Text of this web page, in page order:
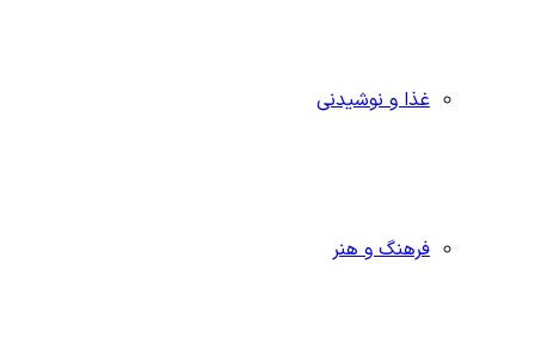
غذا و نوشیدنی
فرهنگ و هنر